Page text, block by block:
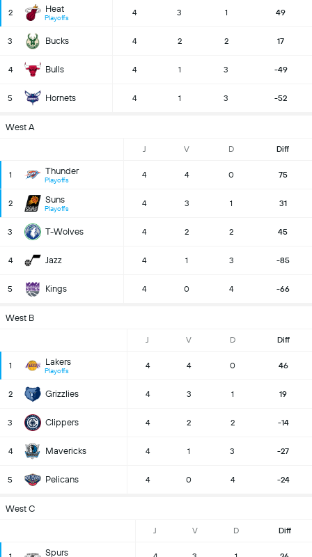
2 Heat
Playoffs
4 3 1 49
3 Bucks 4 2 2 17
4 Bulls 4 1 3 -49
5 Hornets 4 1 3 -52
West A
J V D Diff
1 Thunder
Playoffs
4 4 0 75
2 Suns
Playoffs
4 3 1 31
3 T-Wolves 4 2 2 45
4 Jazz 4 1 3 -85
5 Kings 4 0 4 -66
West B
J V D Diff
1 Lakers
Playoffs
4 4 0 46
2 Grizzlies 4 3 1 19
3 Clippers 4 2 2 -14
4 Mavericks 4 1 3 -27
5 Pelicans 4 0 4 -24
West C
J V D Diff
Spurs